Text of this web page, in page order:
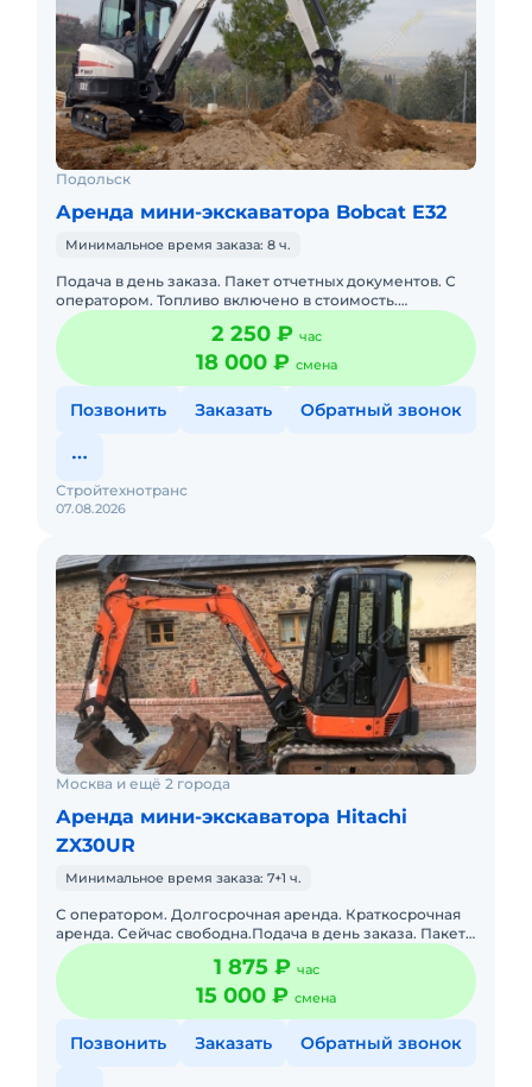
Подольск
Аренда мини-экскаватора Bobcat E32
Минимальное время заказа: 8 ч.
Подача в день заказа. Пакет отчетных документов. С
оператором. Топливо включено в стоимость.
Долгосрочная аренда. Краткосрочная аренда. Техника
с малой наработк
2 250 ₽ час
18 000 ₽ смена
Позвонить Заказать Обратный звонок
07.08.2026
Стройтехнотранс
Москва и ещё 2 города
Аренда мини-экскаватора Hitachi
ZX30UR
Минимальное время заказа: 7+1 ч.
С оператором. Долгосрочная аренда. Краткосрочная
аренда. Сейчас свободна.Подача в день заказа. Пакет
отчетных документов. Топливо включено в стоимость.
1 875 ₽ час
15 000 ₽ смена
Позвонить Заказать Обратный звонок